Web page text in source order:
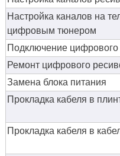
Настройка каналов на
цифровым тюнером
Подключение цифрового
Ремонт цифрового
Замена блока питания
Прокладка кабеля в
Прокладка кабеля в